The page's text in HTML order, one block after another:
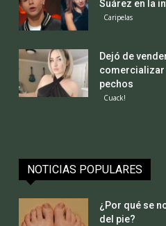
Suárez en la
Caripelas
Dejó de
comercializar
pechos
Cuack!
NOTICIAS POPULARES
¿Por qué se
del pie?